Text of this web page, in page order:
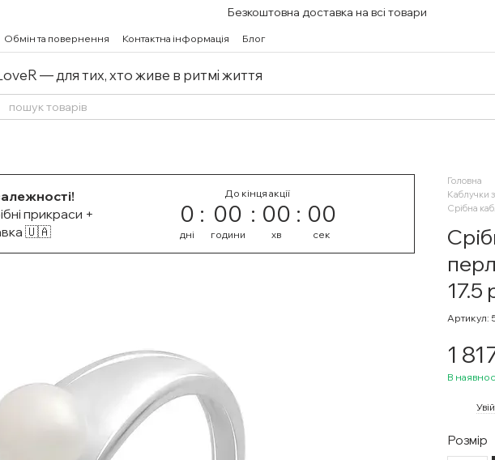
Безкоштовна доставка на всі товари
Обмін та повернення Контактна інформація Блог
— для тих, хто живе в ритмі життя
прикраси +
🇺🇦
До кінця акції
0
дні
00
години
00
хв
00
сек
Головна
Каблучки
Срібна
17.5
Артикул:
1
В
Розмір